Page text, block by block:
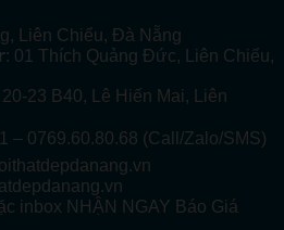
Liên Chiểu, Đà Nẵng
Thích Quảng Đức, Liên Chiểu,
23 B40, Lê Hiến Mai, Liên
– 0769.60.80.68 (Call/Zalo/SMS)
inbox NHẬN NGAY Báo Giá